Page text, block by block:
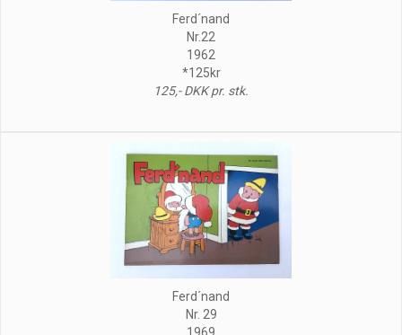
Ferd´nand
Nr.22
1962
*125kr
125,- DKK pr. stk.
Ferd´nand
Nr. 29
1969